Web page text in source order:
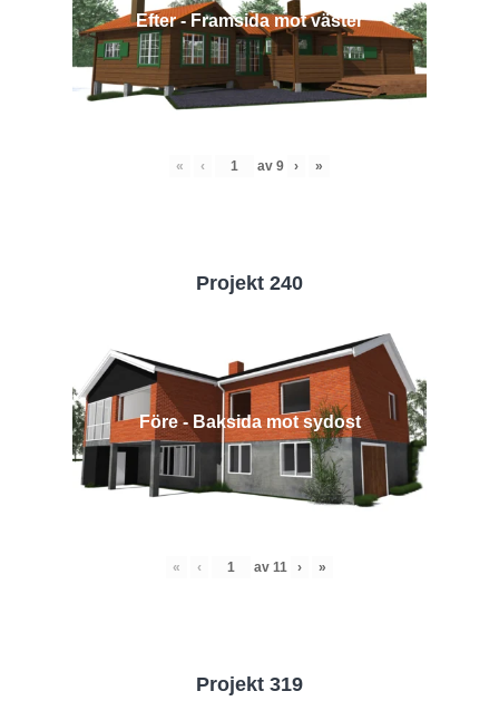
Efter - Framsida mot väster
« ‹ av 9 › »
Projekt 240
Före - Baksida mot sydost
« ‹ av 11 › »
Projekt 319